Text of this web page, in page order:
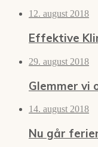
12. august 2018
Effektive
29. august 2018
Glemmer vi
14. august 2018
Nu går